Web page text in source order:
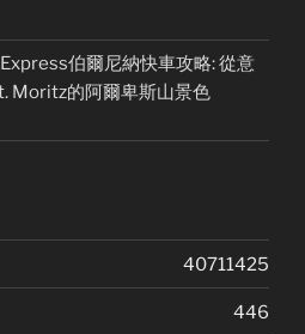
伯爾尼納快車攻略: 從意
Moritz的阿爾卑斯山景色
40711425
446